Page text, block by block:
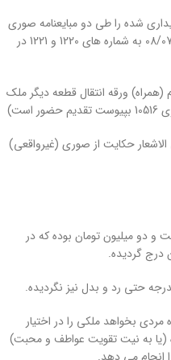
شده را طی دو مبایعنامه صوری
(غیرواقعی) یکسان و عادی به تاریخ 08/07/1388 به شماره های 1220 و 1221 در
شماره 1220 به انضمام (همراه) ورقه انتقال قطعه دیگر ملک
حکایت از صوری (غیرواقعی)
و دو میلیون تومان بوده که در
درج گردیده.
حتی رد و بدل نیز نگردیده.
بخواهد ملکی را در اختیار
(یا به نیت تقویت عواطف و محبت)